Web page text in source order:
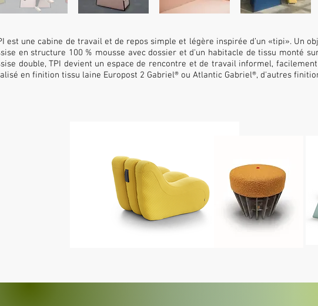
est une cabine de travail et de repos simple et légère inspirée d’un «tipi». Un
en structure 100 % mousse avec dossier et d'un habitacle de tissu monté
double, TPI devient un espace de rencontre et de travail informel,
en finition tissu laine Europost 2 Gabriel® ou Atlantic Gabriel®, d'autres